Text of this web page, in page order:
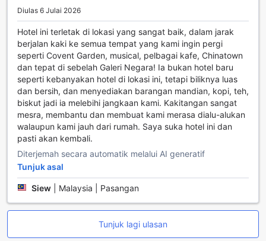
memberikan fleksibiliti untuk penginapan yang lebih santai.
Junior Suite Double Bed seluas 32 meter persegi dilengkapi
dengan 1 Katil King atau 1 Katil Sofa, menawarkan suasana
yang lebih luas dan elegan. Pilihan bilik Standard Twin
seluas 15 meter persegi dengan 2 Katil Single juga tersedia
untuk pengembara yang datang bersama rakan.
Sementara itu, Bilik Deluxe King Room dan Bilik Deluxe Twin
Room, masing-masing seluas 24 meter persegi dengan 1
Katil King dan 2 Katil Single, memberikan sentuhan
kemewahan tambahan untuk penginapan yang tidak dapat
dilupakan.
Menjelajahi West End Soho: Jantung Budaya dan
Hiburan London
West End Soho adalah kawasan yang penuh dengan
kehidupan dan warna, terletak di tengah-tengah London
yang dinamik. Dikenali sebagai pusat hiburan dan budaya,
Soho menawarkan pelbagai pengalaman menarik yang
Diulas 6 Julai 2026
Hotel ini terletak di lokasi yang sangat baik, dalam jarak
berjalan kaki ke semua tempat yang kami ingin pergi
seperti Covent Garden, musical, pelbagai kafe, Chinatown
dan tepat di sebelah Galeri Negara! Ia bukan hotel baru
seperti kebanyakan hotel di lokasi ini, tetapi biliknya luas
dan bersih, dan menyediakan barangan mandian, kopi, teh,
biskut jadi ia melebihi jangkaan kami. Kakitangan sangat
mesra, membantu dan membuat kami merasa dialu-alukan
walaupun kami jauh dari rumah. Saya suka hotel ini dan
pasti akan kembali.
Diterjemah secara automatik melalui AI generatif
Tunjuk asal
Siew Malaysia | Pasangan
Tunjuk lagi ulasan